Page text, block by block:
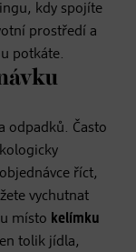
kdy spojíte
prostředí a
potkáte.
odpadků. Často
říct,
vychutnat
místo kelímku
tolik jídla,